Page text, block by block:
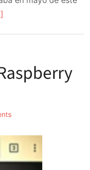
emulador
ARM